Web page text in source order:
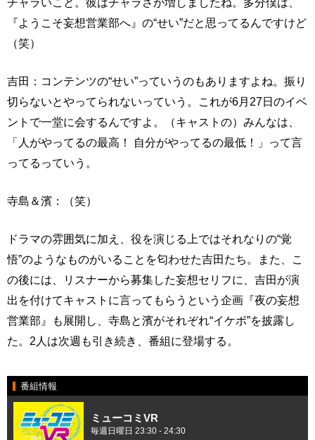
『ようこそ妄想営業部へ』の“せい”だと思ってるんですけど
（笑）
吉田：コンテンツの“せい”っていうのもありますよね。振り
切らないとやってられないっていう。これが6月27日のイベ
ントで一堂に会するんですよ。（キャストの）みんなは、
「人がやってるの最高！ 自分がやってるの最低！」って言
ってるっていう。
寺島＆濱：（笑）
ドラマの雰囲気に加え、役を演じる上ではそれなりの“覚
悟”のようなものがいることを匂わせた吉田たち。また、こ
の後には、リスナーから募集した妄想セリフに、吉田が演
出を付けてキャストに言ってもらうという企画『夜の妄想
営業部』も展開し、寺島と濱がそれぞれ“イケボ”を披露し
た。2人は次週も引き続き、番組に登場する。
番組情報
ミューコミVR
毎週日曜日 23:30 - 24:30